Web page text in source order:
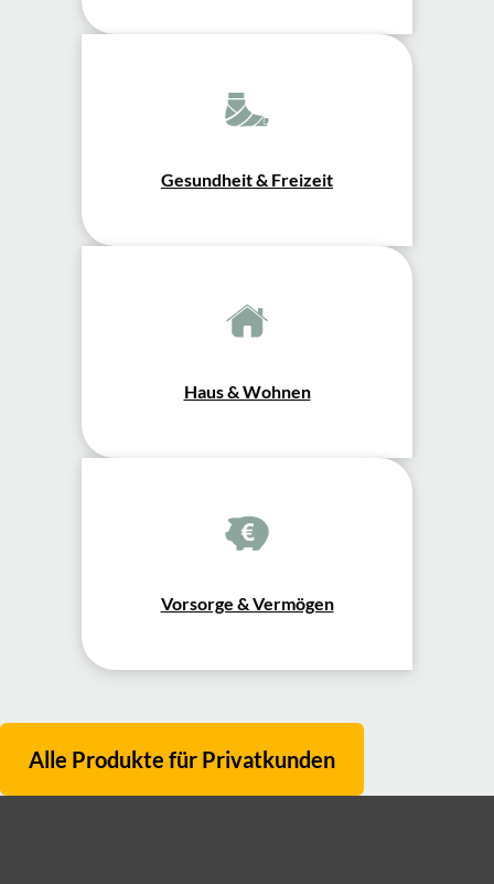
Gesundheit & Freizeit
Haus & Wohnen
Vorsorge & Vermögen
Alle Produkte für Privatkunden